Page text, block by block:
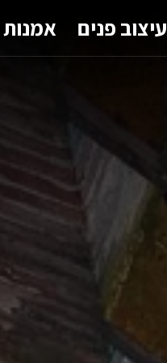
עיצוב פנים אמנות